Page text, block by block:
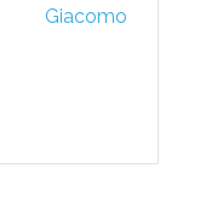
Giacomo